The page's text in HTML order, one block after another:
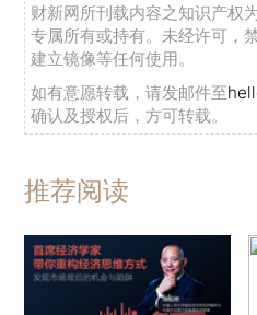
财新网所刊载内容之知识产权
专属所有或持有。未经许可，
建立镜像等任何使用。
如有意愿转载，请发邮件至
确认及授权后，方可转载。
推荐阅读